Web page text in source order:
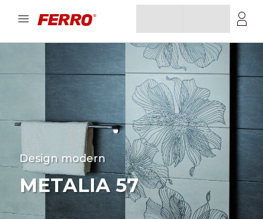
Design modern
METALIA 57